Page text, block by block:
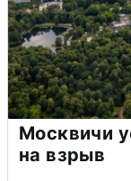
Москвичи
на взрыв